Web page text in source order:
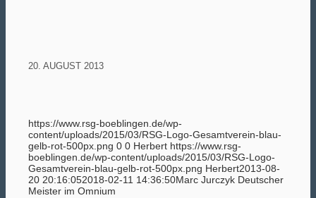
20. AUGUST 2013
https://www.rsg-boeblingen.de/wp-
content/uploads/2015/03/RSG-Logo-Gesamtverein-blau-
gelb-rot-500px.png 0 0 Herbert https://www.rsg-
boeblingen.de/wp-content/uploads/2015/03/RSG-Logo-
Gesamtverein-blau-gelb-rot-500px.png Herbert2013-08-
20 20:16:052018-02-11 14:36:50Marc Jurczyk Deutscher
Meister im Omnium